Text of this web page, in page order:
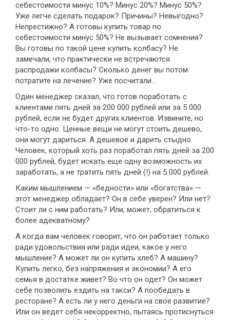
себестоимости минус 10%? Минус 20%? Минус 50%?
Уже легче сделать подарок? Причины? Невыгодно?
Непрестижно? А готовы купить товар по
себестоимости минус 50%? Не вызывает сомнения?
Вы готовы по такой цене купить колбасу? Не
замечали, что практически не встречаются
распродажи колбасы? Сколько денег вы потом
потратите на лечение? Уже посчитали...
Один менеджер сказал, что готов поработать с
клиентами пять дней за 200 000 рублей или за 5 000
рублей, если не будет других клиентов. Извините, но
что-то одно. Ценные вещи не могут стоить дешево,
они могут дариться. А дешевое и дарить стыдно.
Человек, который хоть раз поработал пять дней за 200
000 рублей, будет искать еще одну возможность их
заработать, а не тратить пять дней (!) на 5 000 рублей.
Каким мышлением — «бедности» или «богатства» —
этот менеджер обладает? Он в себе уверен? Или нет?
Стоит ли с ним работать? Или, может, обратиться к
более адекватному?
А когда вам человек говорит, что он работает только
ради удовольствия или ради идеи, какое у него
мышление? А может ли он купить хлеб? А машину?
Купить легко, без напряжения и экономии? А его
семья в достатке живет? Во что он одет? Он может
себе позволить ездить на такси? А пообедать в
ресторане? А есть ли у него деньги на свое развитие?
Или он ведет себя некорректно, пытаясь протиснуться